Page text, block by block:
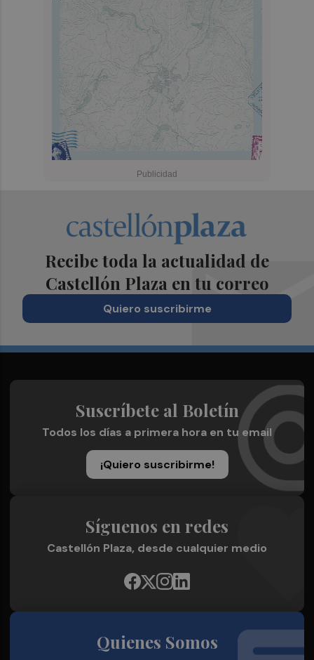
Recibe toda la actualidad de
Castellón Plaza en tu correo
Quiero suscribirme
Suscríbete al Boletín
Todos los días a primera hora en tu email
¡Quiero suscribirme!
Síguenos en redes
Castellón Plaza, desde cualquier medio
Quienes Somos